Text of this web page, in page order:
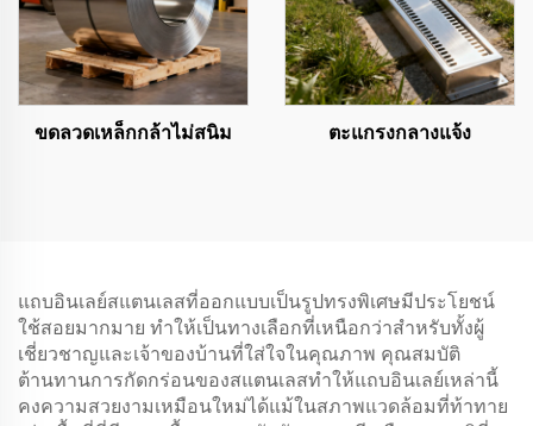
ขดลวดเหล็กกล้าไม่สนิม ตะแกรงกลางแจ้ง
แถบอินเลย์สแตนเลสที่ออกแบบเป็นรูปทรงพิเศษมีประโยชน์
ใช้สอยมากมาย ทำให้เป็นทางเลือกที่เหนือกว่าสำหรับทั้งผู้
เชี่ยวชาญและเจ้าของบ้านที่ใส่ใจในคุณภาพ คุณสมบัติ
ต้านทานการกัดกร่อนของสแตนเลสทำให้แถบอินเลย์เหล่านี้
คงความสวยงามเหมือนใหม่ได้แม้ในสภาพแวดล้อมที่ท้าทาย